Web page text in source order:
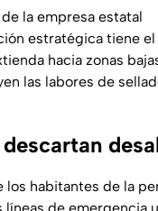
la empresa estatal
estratégica tiene
hacia zonas
las labores de
habitantes de la